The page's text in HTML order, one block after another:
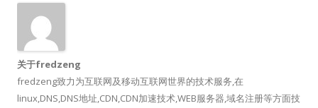
关于fredzeng
fredzeng致力为互联网及移动互联网世界的技术服务,在
linux,DNS,DNS地址,CDN,CDN加速技术,WEB服务器,域名注册等方面技